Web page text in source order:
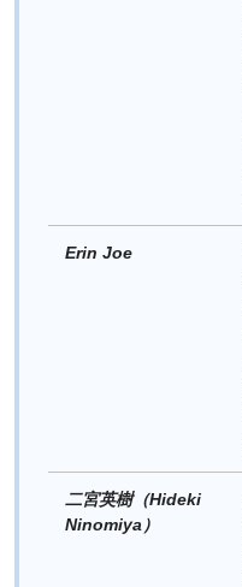
Erin Joe
二宮英樹（Hideki
Ninomiya）